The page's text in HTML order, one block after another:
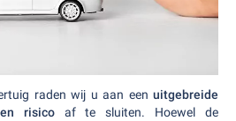
raden wij u aan een uitgebreide
risicoaf te sluiten. Hoewel de